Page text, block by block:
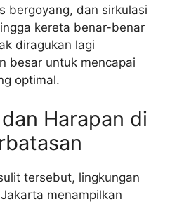
bergoyang, dan sirkulasi
kereta benar-benar
diragukan lagi
besar untuk mencapai
optimal.
Harapan di
tersebut, lingkungan
menampilkan